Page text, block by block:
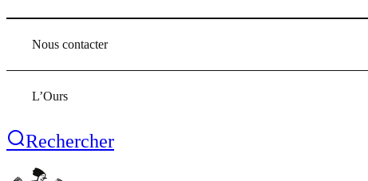
Nous contacter
L’Ours
Rechercher